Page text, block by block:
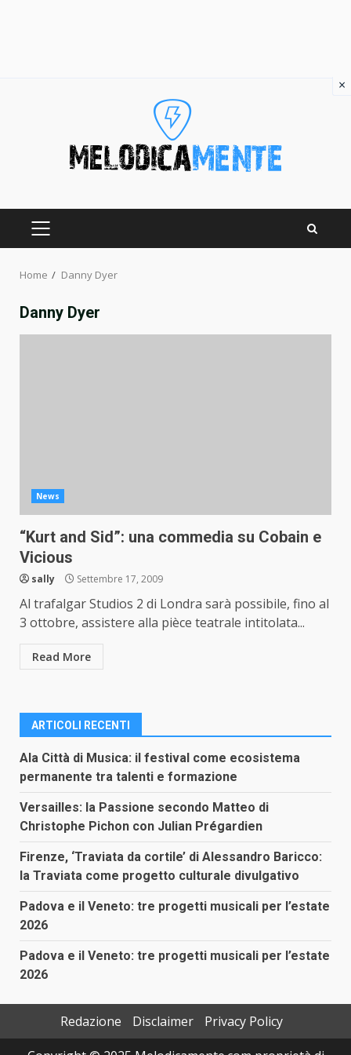
PRIMARY
Home Danny Dyer
Danny Dyer
News
“Kurt and Sid”: una commedia su Cobain e
Vicious
sally Settembre 17, 2009
Al trafalgar Studios 2 di Londra sarà possibile, fino al
3 ottobre, assistere alla pièce teatrale intitolata...
Read More
ARTICOLI RECENTI
Ala Città di Musica: il festival come ecosistema
permanente tra talenti e formazione
Versailles: la Passione secondo Matteo di
Christophe Pichon con Julian Prégardien
Firenze, ‘Traviata da cortile’ di Alessandro Baricco:
la Traviata come progetto culturale divulgativo
Padova e il Veneto: tre progetti musicali per l’estate
2026
Padova e il Veneto: tre progetti musicali per l’estate
2026
Redazione Disclaimer
Privacy Policy
×